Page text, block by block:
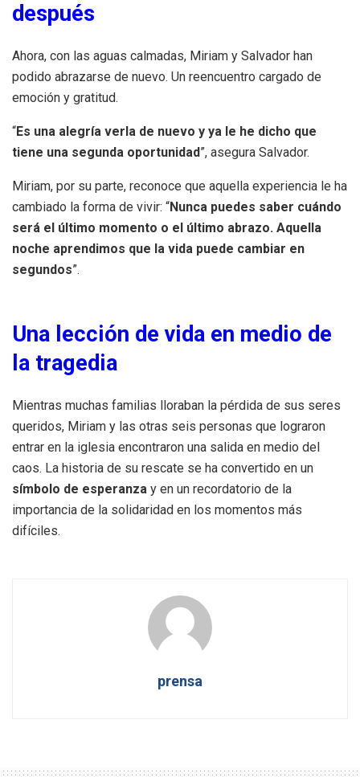
después
Ahora, con las aguas calmadas, Miriam y Salvador han
podido abrazarse de nuevo. Un reencuentro cargado de
emoción y gratitud.
“Es una alegría verla de nuevo y ya le he dicho que
tiene una segunda oportunidad”, asegura Salvador.
Miriam, por su parte, reconoce que aquella experiencia le ha
cambiado la forma de vivir: “Nunca puedes saber cuándo
será el último momento o el último abrazo. Aquella
noche aprendimos que la vida puede cambiar en
segundos”.
Una lección de vida en medio de
la tragedia
Mientras muchas familias lloraban la pérdida de sus seres
queridos, Miriam y las otras seis personas que lograron
entrar en la iglesia encontraron una salida en medio del
caos. La historia de su rescate se ha convertido en un
símbolo de esperanza y en un recordatorio de la
importancia de la solidaridad en los momentos más
difíciles.
prensa